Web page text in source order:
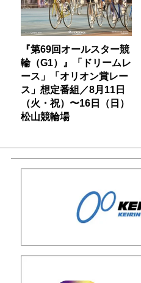
『第69回オールスター競
輪（G1）』「ドリームレ
ース」「オリオン賞レー
ス」想定番組／8月11日
（火・祝）〜16日（日）
松山競輪場